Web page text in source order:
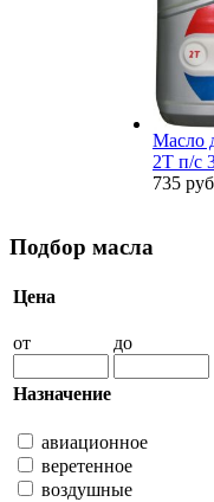
Масло
2Т п/с
735
Подбор масла
Цена
от до
Назначение
авиационное
веретенное
воздушные